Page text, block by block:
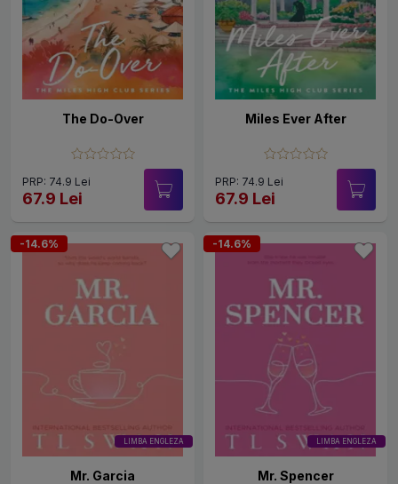
The Do-Over
PRP: 74.9 Lei
67.9 Lei
Miles Ever After
PRP: 74.9 Lei
67.9 Lei
LIMBA ENGLEZA
-14.6%
Mr. Garcia
LIMBA ENGLEZA
-14.6%
Mr. Spencer